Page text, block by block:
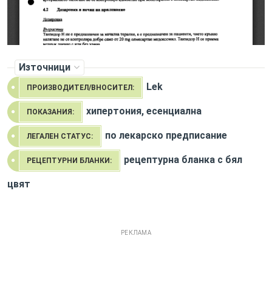
Източници
ПРОИЗВОДИТЕЛ/ВНОСИТЕЛ: Lek
ПОКАЗАНИЯ: хипертония, есенциална
ЛЕГАЛЕН СТАТУС: по лекарско предписание
РЕЦЕПТУРНИ БЛАНКИ: рецептурна бланка с бял
цвят
РЕКЛАМА